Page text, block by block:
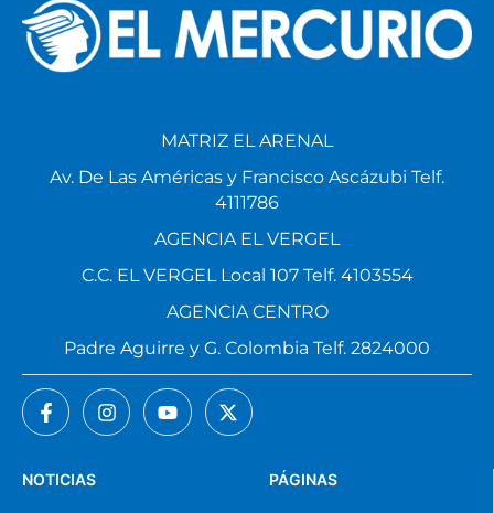
PÁGINAS
NOTICIAS
MATRIZ EL ARENAL
Av. De Las Américas y Francisco Ascázubi Telf.
4111786
AGENCIA EL VERGEL
C.C. EL VERGEL Local 107 Telf. 4103554
AGENCIA CENTRO
Padre Aguirre y G. Colombia Telf. 2824000